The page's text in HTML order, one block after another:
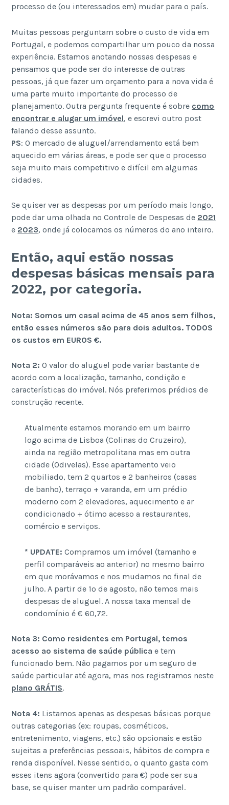
processo de (ou interessados ​​em) mudar para o país.
Muitas pessoas perguntam sobre o custo de vida em
Portugal, e podemos compartilhar um pouco da nossa
experiência. Estamos anotando nossas despesas e
pensamos que pode ser do interesse de outras
pessoas, já que fazer um orçamento para a nova vida é
uma parte muito importante do processo de
planejamento. Outra pergunta frequente é sobre como
encontrar e alugar um imóvel, e escrevi outro post
falando desse assunto.
PS: O mercado de aluguel/arrendamento está bem
aquecido em várias áreas, e pode ser que o processo
seja muito mais competitivo e difícil em algumas
cidades.
Se quiser ver as despesas por um período mais longo,
pode dar uma olhada no Controle de Despesas de 2021
e 2023, onde já colocamos os números do ano inteiro.
Então, aqui estão nossas
despesas básicas mensais para
2022, por categoria.
Nota: Somos um casal acima de 45 anos sem filhos,
então esses números são para dois adultos. TODOS
os custos em EUROS €.
Nota 2: O valor do aluguel pode variar bastante de
acordo com a localização, tamanho, condição e
características do imóvel. Nós preferimos prédios de
construção recente.
Atualmente estamos morando em um bairro
logo acima de Lisboa (Colinas do Cruzeiro),
ainda na região metropolitana mas em outra
cidade (Odivelas). Esse apartamento veio
mobiliado, tem 2 quartos e 2 banheiros (casas
de banho), terraço + varanda, em um prédio
moderno com 2 elevadores, aquecimento e ar
condicionado + ótimo acesso a restaurantes,
comércio e serviços.
* UPDATE: Compramos um imóvel (tamanho e
perfil comparáveis ao anterior) no mesmo bairro
em que morávamos e nos mudamos no final de
julho. A partir de 1º de agosto, não temos mais
despesas de aluguel. A nossa taxa mensal de
condomínio é € 60,72.
Nota 3: Como residentes em Portugal, temos
acesso ao sistema de saúde pública e tem
funcionado bem. Não pagamos por um seguro de
saúde particular até agora, mas nos registramos neste
plano GRÁTIS.
Nota 4: Listamos apenas as despesas básicas porque
outras categorias (ex: roupas, cosméticos,
entretenimento, viagens, etc.) são opcionais e estão
sujeitas a preferências pessoais, hábitos de compra e
renda disponível. Nesse sentido, o quanto gasta com
esses itens agora (convertido para €) pode ser sua
base, se quiser manter um padrão comparável.